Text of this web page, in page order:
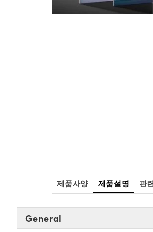
제품사양 제품설명 관
General